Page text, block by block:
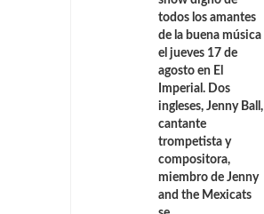
todos los amantes
de la buena música
el jueves 17 de
agosto en El
Imperial. Dos
ingleses, Jenny Ball,
cantante
trompetista y
compositora,
miembro de Jenny
and the Mexicats